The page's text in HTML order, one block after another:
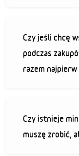
Czy jeśli chcę
podczas
razem
Czy istnieje
muszę zrobić,